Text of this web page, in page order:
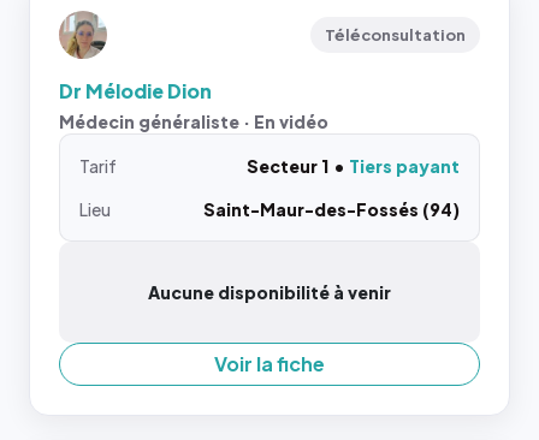
Téléconsultation
Dr Mélodie Dion
Médecin généraliste · En vidéo
Tarif Secteur 1
Tiers payant
Lieu
Saint-Maur-des-Fossés (94)
Aucune disponibilité à venir
Voir la fiche